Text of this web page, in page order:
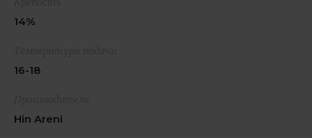
14%
16-18
Hin Areni